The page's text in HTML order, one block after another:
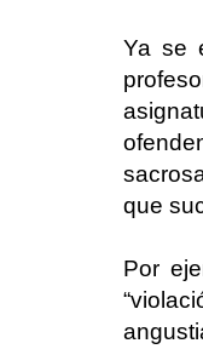
Ya se
que
Por